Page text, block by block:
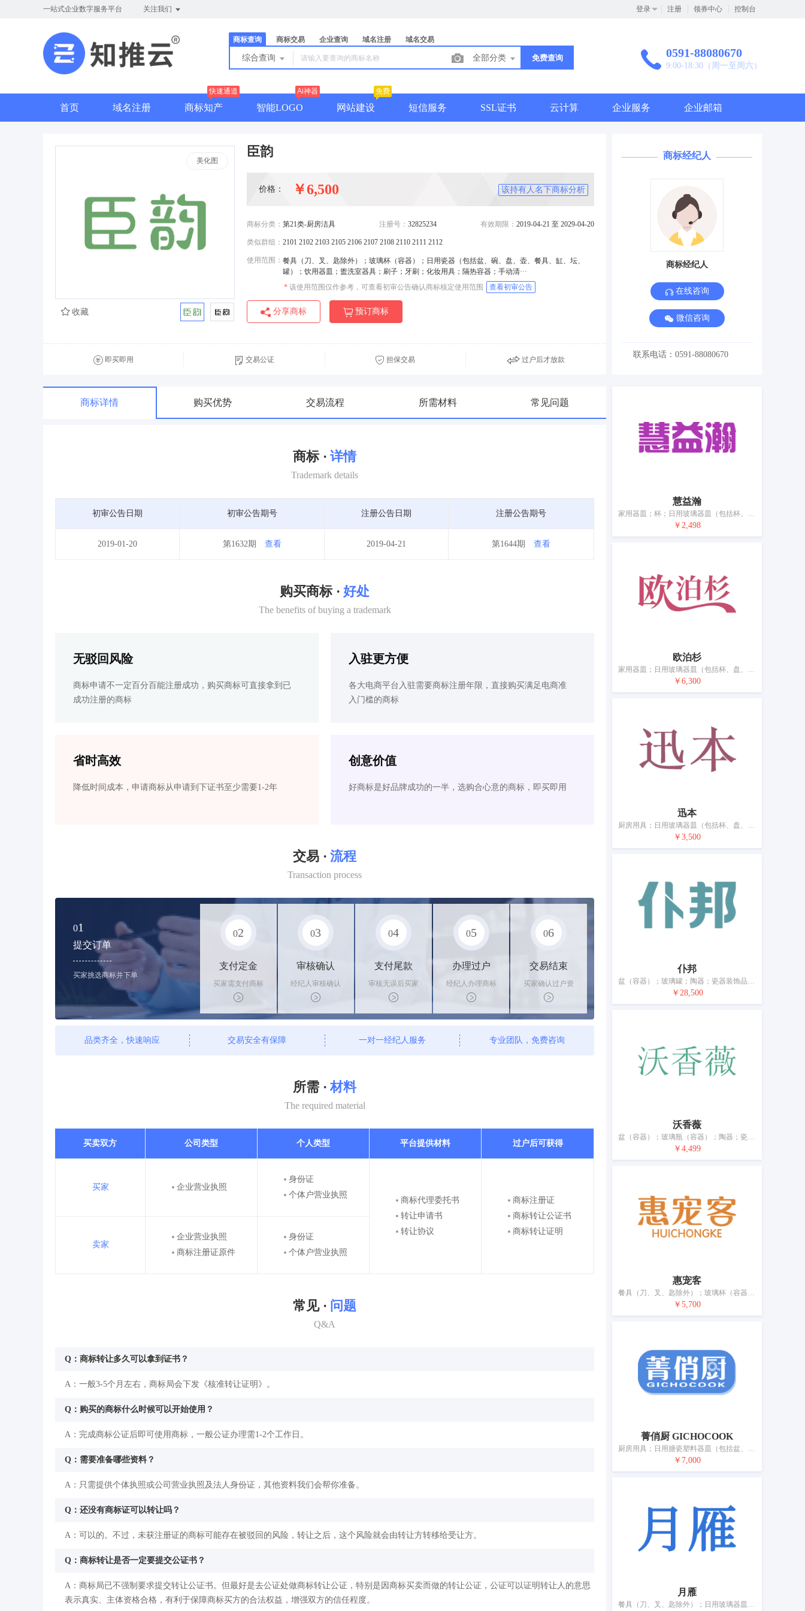
一站式企业数字服务平台 关注我们 登录 注册 领券中心 控制台
商标查询 商标交易 企业查询 域名注册 域名交易
综合查询 全部分类 免费查询 0591-88080670
9:00-18:30（周一至周六）
首页 域名注册 商标知产
快速通道
智能LOGO
Ai神器
网站建设
免费
短信服务 SSL证书 云计算 企业服务 企业邮箱
美化图
臣韵
价格： ￥6,500 该持有人名下商标分析
商标分类： 第21类-厨房洁具 注册号： 32825234 有效期限： 2019-04-21 至 2029-04-20
类似群组： 2101 2102 2103 2105 2106 2107 2108 2110 2111 2112
使用范围： 餐具（刀、叉、匙除外）；玻璃杯（容器）；日用瓷器（包括盆、碗、盘、壶、餐具、缸、坛、
罐）；饮用器皿；盥洗室器具；刷子；牙刷；化妆用具；隔热容器；手动清···
* 该使用范围仅作参考，可查看初审公告确认商标核定使用范围 查看初审公告
分享商标 预订商标
收藏
即买即用 交易公证 担保交易 过户后才放款
商标详情 购买优势 交易流程 所需材料 常见问题
商标 · 详情
Trademark details
初审公告日期 初审公告期号 注册公告日期 注册公告期号
2019-01-20 第1632期 查看 2019-04-21 第1644期 查看
购买商标 · 好处
The benefits of buying a trademark
无驳回风险
商标申请不一定百分百能注册成功，购买商标可直接拿到已
成功注册的商标
入驻更方便
各大电商平台入驻需要商标注册年限，直接购买满足电商准
入门槛的商标
省时高效
降低时间成本，申请商标从申请到下证书至少需要1-2年
创意价值
好商标是好品牌成功的一半，选购合心意的商标，即买即用
交易 · 流程
Transaction process
01
提交订单
买家挑选商标并下单
02
支付定金
买家需支付商标
标价的10%的购
买订金
03
审核确认
经纪人审核确认
商标状态
04
支付尾款
审核无误后买家
支付尾款，卖家
办理相关手续
05
办理过户
经纪人办理商标
转让手续，交付
相关证书
06
交易结束
买家确认过户资
料后，平台解冻
资金支付卖家
品类齐全，快速响应 交易安全有保障 一对一经纪人服务 专业团队，免费咨询
所需 · 材料
The required material
买卖双方 公司类型 个人类型 平台提供材料 过户后可获得
买家 企业营业执照
身份证
个体户营业执照
商标代理委托书
转让申请书
转让协议
商标注册证
商标转让公证书
商标转让证明
卖家
企业营业执照
商标注册证原件
身份证
个体户营业执照
常见 · 问题
Q&A
Q：商标转让多久可以拿到证书？
A：一般3-5个月左右，商标局会下发《核准转让证明》。
Q：购买的商标什么时候可以开始使用？
A：完成商标公证后即可使用商标，一般公证办理需1-2个工作日。
Q：需要准备哪些资料？
A：只需提供个体执照或公司营业执照及法人身份证，其他资料我们会帮你准备。
Q：还没有商标证可以转让吗？
A：可以的。不过，未获注册证的商标可能存在被驳回的风险，转让之后，这个风险就会由转让方转移给受让方。
Q：商标转让是否一定要提交公证书？
A：商标局已不强制要求提交转让公证书。但最好是去公证处做商标转让公证，特别是因商标买卖而做的转让公证，公证可以证明转让人的意思
表示真实、主体资格合格，有利于保障商标买方的合法权益，增强双方的信任程度。
商标经纪人
商标经纪人
在线咨询
微信咨询
联系电话：0591-88080670
慧益瀚
家用器皿；杯；日用玻璃器皿（包括杯、盘、壶、缸）；日用瓷器（包括盆、碗、盘、壶、餐具、缸、坛、罐）；瓷、陶瓷、陶土、赤陶或玻璃制艺术品；茶具（餐具）；茶壶；饮用器皿；香炉；水晶（玻璃制品）
￥2,498
欧泊杉
家用器皿；日用玻璃器皿（包括杯、盘、壶、缸）；家庭用陶瓷制品；饮用器皿；衣服撑架；刷子；牙刷；化妆用具；保温瓶
￥6,300
迅本
厨房用具；日用玻璃器皿（包括杯、盘、壶、缸）；瓷器；茶具（餐具）；盥洗室器具；刷子；牙刷；化妆用具；制冰和冷饮的金属容器；清扫器
￥3,500
仆邦
盆（容器）；玻璃罐；陶器；瓷器装饰品；茶具（餐具）；婴儿充气浴盆；刷子；牙刷；牙签；化妆用具；隔热容器；扫帚；装饰用玻璃粉；室内植物培养箱；除蚊器
￥28,500
沃香薇
盆（容器）；玻璃瓶（容器）；陶器；瓷器装饰品；饮用器皿；纸巾盒；梳；牙刷；化妆用具；清洁用布
￥4,499
惠宠客
餐具（刀、叉、匙除外）；玻璃杯（容器）；家庭用陶瓷制品；饮用器皿；纸巾盒；宠物用刷；牙签；食物保温容器；厨房用擦垫；家养宠物用笼子
￥5,700
菁俏厨 GICHOCOOK
厨房用具；日用搪瓷塑料器皿（包括盆、碗、盘、壶、杯）；日用玻璃器皿（包括杯、盘、壶、缸）；日用瓷器（包括盆、碗、盘、壶、餐具、缸、坛、罐）；水晶工艺品；茶具（餐具）；洗衣用晾衣架；刷子；电动牙刷；食物保温容器
￥7,000
月雁
餐具（刀、叉、匙除外）；日用玻璃器皿（包括杯、盘、壶、缸）；家庭用陶瓷制品；手动磨咖啡器；洒水设备；电动梳子；牙刷；专用化妆包；保温袋；家养宠物用笼子